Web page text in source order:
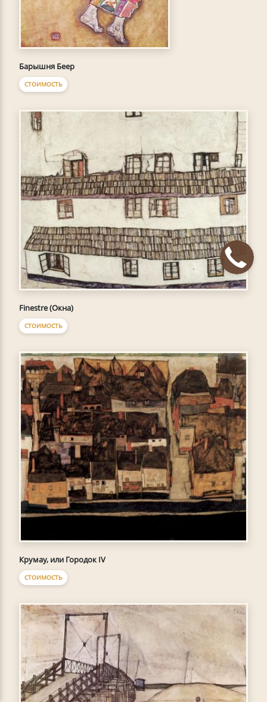
Барышня Беер
СТОИМОСТЬ
Finestre (Окна)
СТОИМОСТЬ
Крумау, или Городок IV
СТОИМОСТЬ